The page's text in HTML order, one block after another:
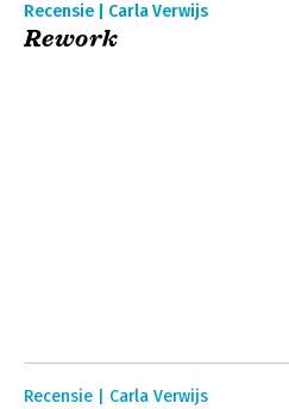
Recensie | Carla Verwijs
Rework
Recensie | Carla Verwijs